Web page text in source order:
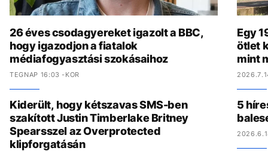
26 éves csodagyereket igazolt a BBC,
hogy igazodjon a fiatalok
médiafogyasztási szokásaihoz
TEGNAP 16:03 -KOR
Kiderült, hogy kétszavas SMS-ben
szakított Justin Timberlake Britney
Spearsszel az Overprotected
klipforgatásán
Egy
ötlet
mint
5